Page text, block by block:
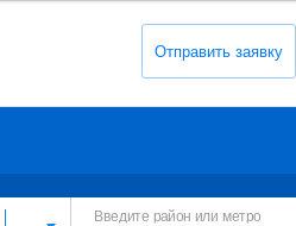
Отправить заявку
Введите район или метро